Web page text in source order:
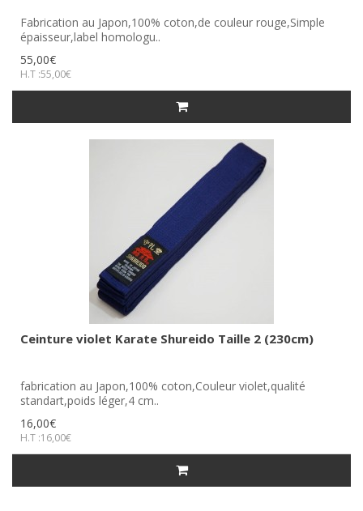
Fabrication au Japon,100% coton,de couleur rouge,Simple
épaisseur,label homologu..
55,00€
H.T :55,00€
Ceinture violet Karate Shureido Taille 2 (230cm)
fabrication au Japon,100% coton,Couleur violet,qualité
standart,poids léger,4 cm..
16,00€
H.T :16,00€